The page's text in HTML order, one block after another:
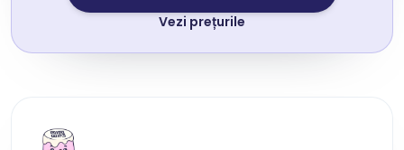
Vezi prețurile